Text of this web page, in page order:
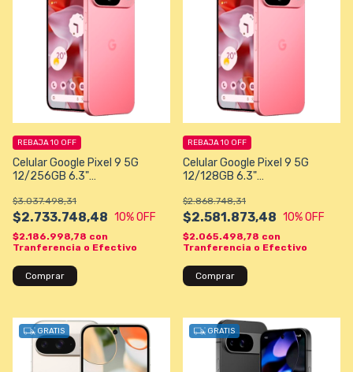
Celular Google Pixel 9 5G
12/256GB 6.3"
$2.733.748,48
$3.037.498,31
10% OFF
REBAJA 10 OFF
$2.186.998,78 con
Tranferencia o Efectivo
Comprar
Celular Google Pixel 9 5G
12/128GB 6.3"
$2.581.873,48
$2.868.748,31
10% OFF
REBAJA 10 OFF
$2.065.498,78 con
Tranferencia o Efectivo
Comprar
GRATIS GRATIS